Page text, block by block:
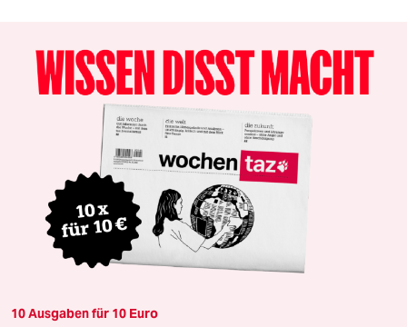
10 Ausgaben für 10 Euro